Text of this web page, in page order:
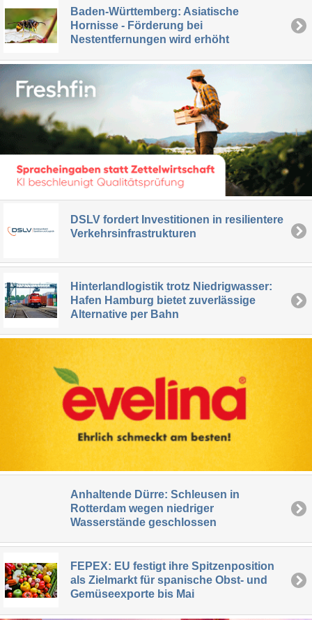
Baden-Württemberg: Asiatische
Hornisse - Förderung bei
Nestentfernungen wird erhöht
DSLV fordert Investitionen in resilientere
Verkehrsinfrastrukturen
Hinterlandlogistik trotz Niedrigwasser:
Hafen Hamburg bietet zuverlässige
Alternative per Bahn
Anhaltende Dürre: Schleusen in
Rotterdam wegen niedriger
Wasserstände geschlossen
FEPEX: EU festigt ihre Spitzenposition
als Zielmarkt für spanische Obst- und
Gemüseexporte bis Mai